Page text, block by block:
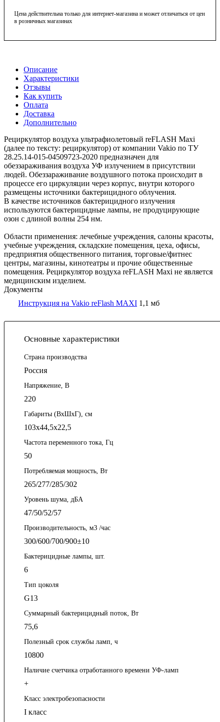
Цена действительна только для интернет-магазина и может отличаться от цен
в розничных магазинах
Описание
Характеристики
Отзывы
Как купить
Оплата
Доставка
Дополнительно
Рециркулятор воздуха ультрафиолетовый reFLASH Maxi
(далее по тексту: рециркулятор) от компании Vakio по ТУ
28.25.14-015-04509723-2020 предназначен для
обеззараживания воздуха УФ излучением в присутствии
людей. Обеззараживание воздушного потока происходит в
процессе его циркуляции через корпус, внутри которого
размещены источники бактерицидного облучения.
В качестве источников бактерицидного излучения
используются бактерицидные лампы, не продуцирующие
озон с длиной волны 254 нм.
Области применения: лечебные учреждения, салоны красоты,
учебные учреждения, складские помещения, цеха, офисы,
предприятия общественного питания, торговые/фитнес
центры, магазины, кинотеатры и прочие общественные
помещения. Рециркулятор воздуха reFLASH Maxi не является
медицинским изделием.
Документы
Инструкция на Vakio reFlash MAXI 1,1 мб
Основные характеристики
Страна производства
Россия
Напряжение, В
220
Габариты (ВхШхГ), см
103х44,5х22,5
Частота переменного тока, Гц
50
Потребляемая мощность, Вт
265/277/285/302
Уровень шума, дБА
47/50/52/57
Производительность, м3 /час
300/600/700/900±10
Бактерицидные лампы, шт.
6
Тип цоколя
G13
Суммарный бактерицидный поток, Вт
75,6
Полезный срок службы ламп, ч
10800
Наличие счетчика отработанного времени УФ-ламп
+
Класс электробезопасности
I класс